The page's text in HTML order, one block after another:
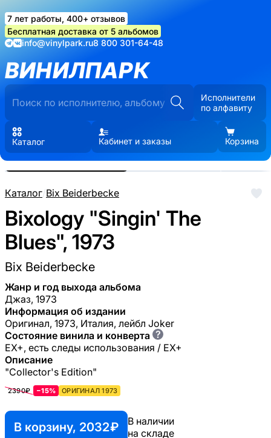
7 лет работы, 400+ отзывов
Бесплатная доставка от 5 альбомов
info@vinylpark.ru8 800 301-64-48
ВИНИЛПАРК
Исполнители
по алфавиту
Каталог Кабинет и заказы Корзина
Каталог/Bix Beiderbecke
Bixology "Singin' The
Blues", 1973
Bix Beiderbecke
Жанр и год выхода альбома
Джаз, 1973
Информация об издании
Оригинал, 1973, Италия, лейбл Joker
Состояние винила и конверта ?
EX+, есть следы использования / EX+
Описание
"Collector's Edition"
2390₽ −15% ОРИГИНАЛ 1973
В корзину, 2032 ₽
В наличии
на складе
Реальные фото пластинки.
Нажмите, чтобы увеличить